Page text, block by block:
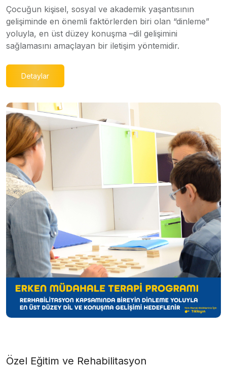
Çocuğun kişisel, sosyal ve akademik yaşantısının
gelişiminde en önemli faktörlerden biri olan “dinleme”
yoluyla, en üst düzey konuşma –dil gelişimini
sağlamasını amaçlayan bir iletişim yöntemidir.
Detaylar
Özel Eğitim ve Rehabilitasyon